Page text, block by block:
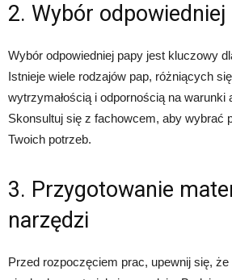
2. Wybór odpowiedniej
Wybór odpowiedniej papy jest kluczowy
Istnieje wiele rodzajów pap, różniących
wytrzymałością i odpornością na warunki
Skonsultuj się z fachowcem, aby wybrać
Twoich potrzeb.
3. Przygotowanie
narzędzi
Przed rozpoczęciem prac, upewnij się,